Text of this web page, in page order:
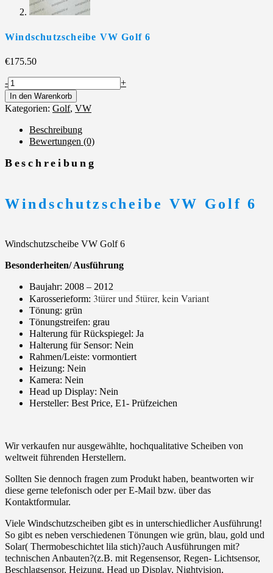
Windschutzscheibe VW Golf 6
€175.50
Windschutzscheibe
VW
Golf
Menge
- +
In den Warenkorb
Kategorien: Golf, VW
Beschreibung
Bewertungen (0)
Beschreibung
Windschutzscheibe VW Golf 6
Windschutzscheibe VW Golf 6
Besonderheiten/ Ausführung
Baujahr: 2008 – 2012
Karosserieform: 3türer und 5türer, kein Variant
Tönung: grün
Tönungstreifen: grau
Halterung für Rückspiegel: Ja
Halterung für Sensor: Nein
Rahmen/Leiste: vormontiert
Heizung: Nein
Kamera: Nein
Head up Display: Nein
Hersteller: Best Price, E1- Prüfzeichen
Wir verkaufen nur ausgewählte, hochqualitative Scheiben von
weltweit führenden Herstellern.
Sollten Sie dennoch fragen zum Produkt haben, beantworten wir
diese gerne telefonisch oder per E-Mail bzw. über das
Kontaktformular.
Viele Windschutzscheiben gibt es in unterschiedlicher Ausführung!
So gibt es neben verschiedenen Tönungen wie grün, blau, gold und
Solar( Thermobeschichtet lila stich)?auch Ausführungen mit?
technischen Anbauten?(z.B. mit Regensensor, Regen- Lichtsensor,
Beschlagsensor, Heizung, Head up Display, Nightvision,